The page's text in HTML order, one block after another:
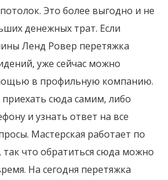
Это более выгодно и не
денежных трат. Если
Ленд Ровер перетяжка
уже сейчас можно
в профильную компанию.
сюда самим, либо
и узнать ответ на все
Мастерская работает по
так что обратиться сюда можно
На сегодня перетяжка